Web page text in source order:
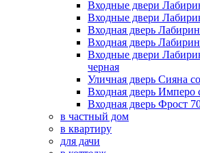
Входные двери
Входные двери
Входная дверь
Входная дверь
Входные двери
черная
Уличная дверь Сияна
Входная дверь Имперо
Входная дверь Фрост
в частный дом
в квартиру
для дачи